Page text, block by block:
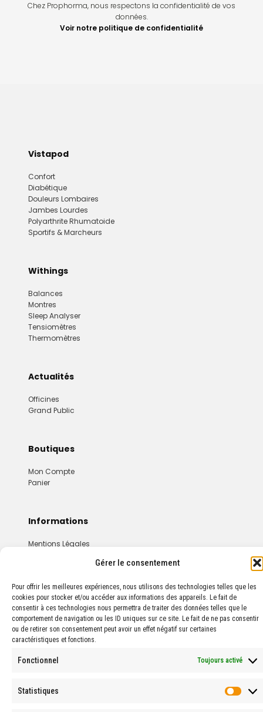
Gérer le consentement
Pour offrir les meilleures expériences, nous utilisons des technologies telles que les
cookies pour stocker et/ou accéder aux informations des appareils. Le fait de
consentir à ces technologies nous permettra de traiter des données telles que le
comportement de navigation ou les ID uniques sur ce site. Le fait de ne pas consentir
ou de retirer son consentement peut avoir un effet négatif sur certaines
caractéristiques et fonctions.
Fonctionnel Toujours activé
Statistiques
Chez Prophorma, nous respectons la confidentialité de vos
données.
Voir notre politique de confidentialité
Vistapod
Confort
Diabétique
Douleurs Lombaires
Jambes Lourdes
Polyarthrite Rhumatoide
Sportifs & Marcheurs
Withings
Balances
Montres
Sleep Analyser
Tensiomètres
Thermomètres
Actualités
Officines
Grand Public
Boutiques
Mon Compte
Panier
Informations
Mentions Légales
© 2024 PROPHARMA — Tous droits réservés.